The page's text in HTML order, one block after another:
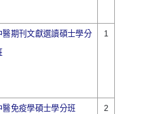
醫期刊文獻選讀碩士學分 1
醫免疫學碩士學分班 2